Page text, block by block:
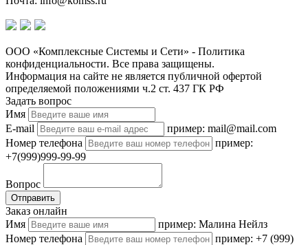
ООО «Комплексные Системы и Сети» - Политика
конфиденциальности. Все права защищены.
Информация на сайте не является публичной офертой
определяемой положениями ч.2 ст. 437 ГК РФ
Задать вопрос
Имя
E-mail
пример: mail@mail.com
Номер телефона
пример:
+7(999)999-99-99
Вопрос
Отправить
Заказ онлайн
Имя
пример: Малина Нейлз
Номер телефона
пример: +7 (999)